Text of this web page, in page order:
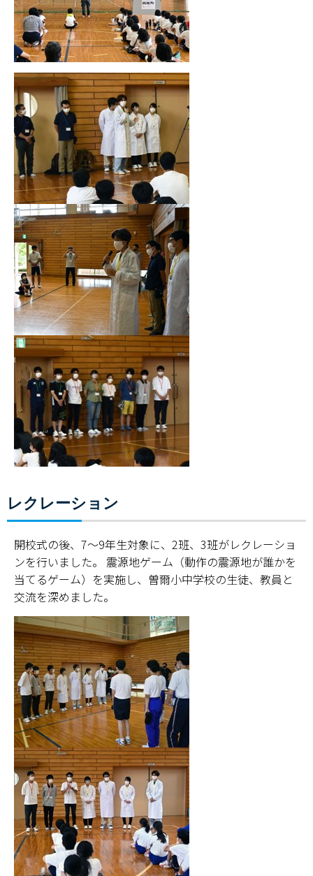
レクレーション
開校式の後、7～9年生対象に、2班、3班がレクレーショ
ンを行いました。 震源地ゲーム（動作の震源地が誰かを
当てるゲーム）を実施し、曽爾小中学校の生徒、教員と
交流を深めました。